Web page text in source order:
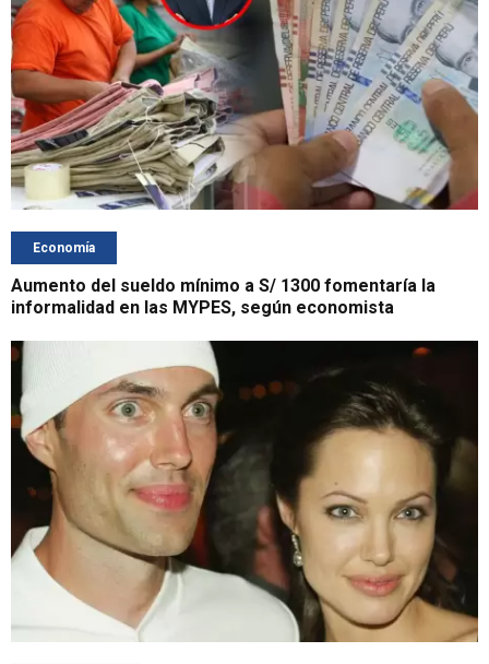
Economía
Aumento del sueldo mínimo a S/ 1300 fomentaría la
informalidad en las MYPES, según economista